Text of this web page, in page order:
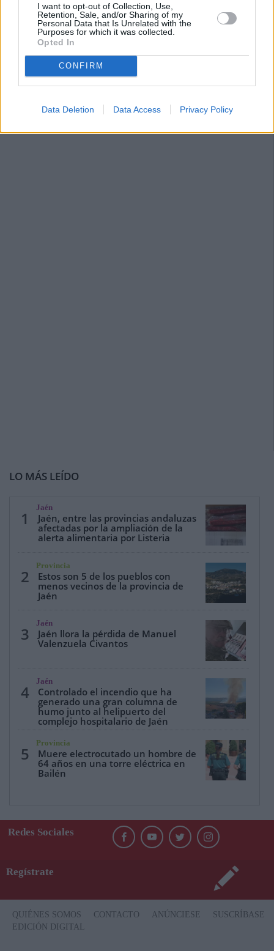
I want to opt-out of Collection, Use,
Retention, Sale, and/or Sharing of my
Personal Data that Is Unrelated with the
Purposes for which it was collected.
Opted In
CONFIRM
Data Deletion Data Access Privacy Policy
LO MÁS LEÍDO
1
Jaén
Jaén, entre las provincias andaluzas
afectadas por la ampliación de la
alerta alimentaria por Listeria
2
Provincia
Estos son 5 de los pueblos con
menos vecinos de la provincia de
Jaén
3
Jaén
Jaén llora la pérdida de Manuel
Valenzuela Civantos
4
Jaén
Controlado el incendio que ha
generado una gran columna de
humo junto al helipuerto del
complejo hospitalario de Jaén
5
Provincia
Muere electrocutado un hombre de
64 años en una torre eléctrica en
Bailén
Redes Sociales
Regístrate
QUIÉNES SOMOS CONTACTO ANÚNCIESE
SUSCRÍBASE
EDICIÓN DIGITAL